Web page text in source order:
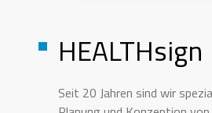
HEALTHsign
Seit 20 Jahren sind wir